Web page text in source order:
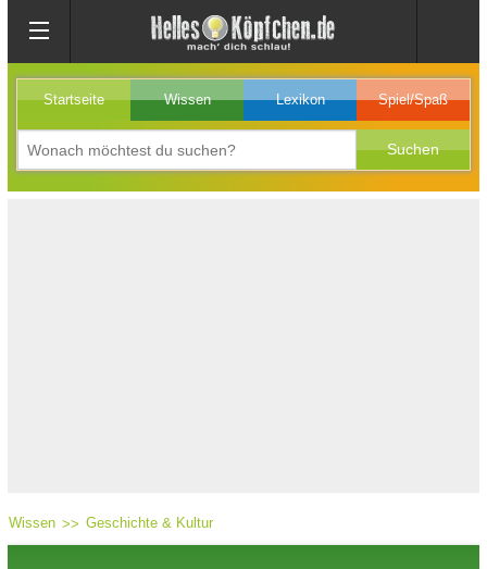
Startseite Wissen Lexikon Spiel/Spaß
Wissen Geschichte & Kultur